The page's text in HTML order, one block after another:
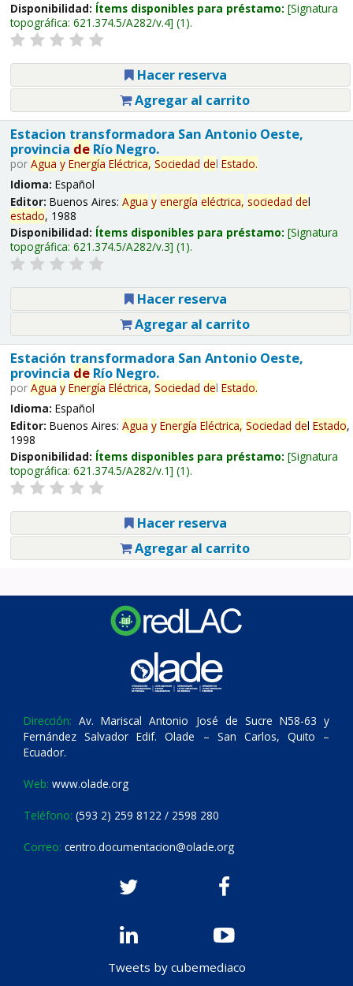
Disponibilidad: Ítems disponibles para préstamo: Signatura
topográfica: 621.374.5/A282/v.4 (1).
Hacer reserva
Agregar al carrito
Estacion transformadora San Antonio Oeste,
provincia deRío Negro.
por Agua y Energía Eléctrica, Sociedad del Estado.
Idioma: Español
Editor: Buenos Aires: Agua y energía eléctrica, sociedad del
estado, 1988
Disponibilidad: Ítems disponibles para préstamo: Signatura
topográfica: 621.374.5/A282/v.3 (1).
Hacer reserva
Agregar al carrito
Estación transformadora San Antonio Oeste,
provincia deRío Negro.
por Agua y Energía Eléctrica, Sociedad del Estado.
Idioma: Español
Editor: Buenos Aires: Agua y Energía Eléctrica, Sociedad del Estado,
1998
Disponibilidad: Ítems disponibles para préstamo: Signatura
topográfica: 621.374.5/A282/v.1 (1).
Hacer reserva
Agregar al carrito
Dirección: Av. Mariscal Antonio José de Sucre N58-63 y
Fernández Salvador Edif. Olade – San Carlos, Quito –
Ecuador.
Web: www.olade.org
Teléfono: (593 2) 259 8122 / 2598 280
Correo: centro.documentacion@olade.org
Tweets by cubemediaco